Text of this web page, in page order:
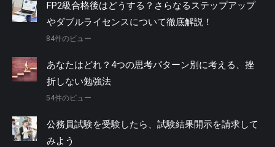
FP2級合格後はどうする？さらなるステップアップ
やダブルライセンスについて徹底解説！
84件のビュー
あなたはどれ？4つの思考パターン別に考える、挫
折しない勉強法
54件のビュー
公務員試験を受験したら、試験結果開示を請求して
みよう